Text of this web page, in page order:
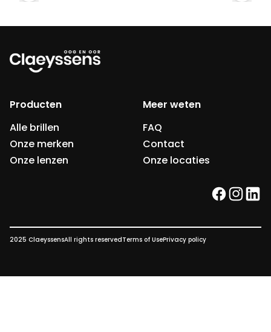
Producten
Alle brillen
Onze merken
Onze lenzen
Meer weten
FAQ
Contact
Onze locaties
facebook
2025 ClaeyssensAll rights reservedTerms of UsePrivacy policy